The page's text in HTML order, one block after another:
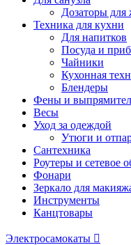
Дозаторы
Техника для кухни
Для напитков
Посуда и
Чайники
Кухонная
Блендеры
Фены и
Весы
Уход за одеждой
Утюги и
Сантехника
Роутеры и сетевое
Фонари
Зеркало для
Инструменты
Канцтовары
Электросамокаты